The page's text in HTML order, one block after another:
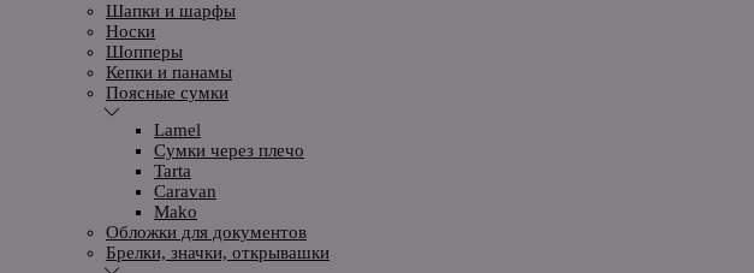
Шапки и шарфы
Носки
Шопперы
Кепки и панамы
Поясные сумки
Lamel
Сумки через плечо
Tarta
Caravan
Mako
Обложки для документов
Брелки, значки, открывашки